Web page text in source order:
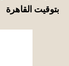
بتوقيت القاهرة